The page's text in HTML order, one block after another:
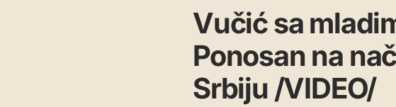
Vučić sa
Ponosan na
Srbiju /VIDEO/